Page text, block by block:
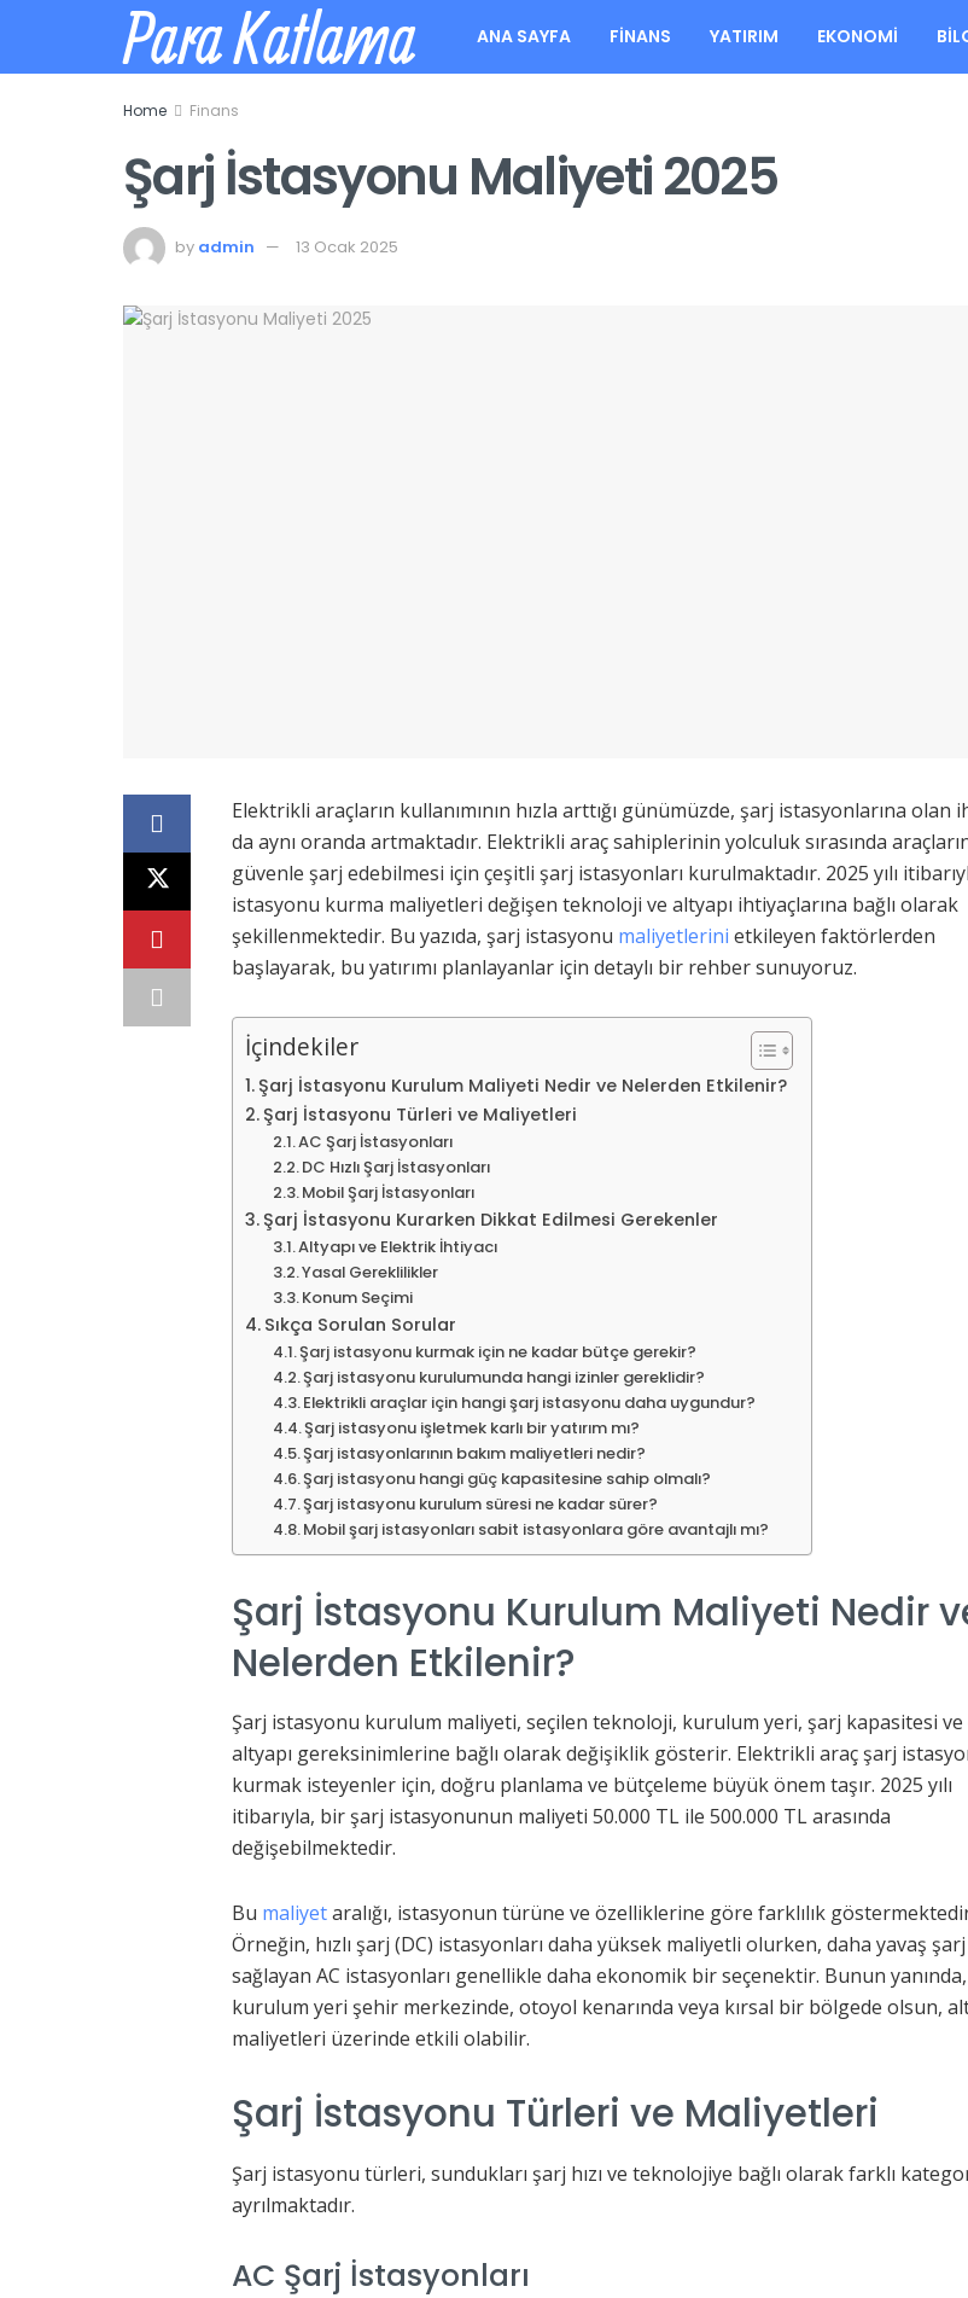
Para Katlama ANA SAYFA FINANS YATIRIM EKONOMI
Home Finans
Şarj İstasyonu Maliyeti 2025
by admin 13 Ocak 2025
Elektrikli araçların kullanımının hızla arttığı günümüzde, şarj istasyonlarına olan
da aynı oranda artmaktadır. Elektrikli araç sahiplerinin yolculuk sırasında
güvenle şarj edebilmesi için çeşitli şarj istasyonları kurulmaktadır. 2025 yılı
istasyonu kurma maliyetleri değişen teknoloji ve altyapı ihtiyaçlarına bağlı olarak
şekillenmektedir. Bu yazıda, şarj istasyonu maliyetlerini etkileyen faktörlerden
başlayarak, bu yatırımı planlayanlar için detaylı bir rehber sunuyoruz.
İçindekiler
Şarj İstasyonu Kurulum Maliyeti Nedir ve Nelerden Etkilenir?
Şarj İstasyonu Türleri ve Maliyetleri
AC Şarj İstasyonları
DC Hızlı Şarj İstasyonları
Mobil Şarj İstasyonları
Şarj İstasyonu Kurarken Dikkat Edilmesi Gerekenler
Altyapı ve Elektrik İhtiyacı
Yasal Gereklilikler
Konum Seçimi
Sıkça Sorulan Sorular
Şarj istasyonu kurmak için ne kadar bütçe gerekir?
Şarj istasyonu kurulumunda hangi izinler gereklidir?
Elektrikli araçlar için hangi şarj istasyonu daha uygundur?
Şarj istasyonu işletmek karlı bir yatırım mı?
Şarj istasyonlarının bakım maliyetleri nedir?
Şarj istasyonu hangi güç kapasitesine sahip olmalı?
Şarj istasyonu kurulum süresi ne kadar sürer?
Mobil şarj istasyonları sabit istasyonlara göre avantajlı mı?
Şarj İstasyonu Kurulum Maliyeti Nedir
Nelerden Etkilenir?
Şarj istasyonu kurulum maliyeti, seçilen teknoloji, kurulum yeri, şarj kapasitesi
altyapı gereksinimlerine bağlı olarak değişiklik gösterir. Elektrikli araç şarj
kurmak isteyenler için, doğru planlama ve bütçeleme büyük önem taşır. 2025 yılı
itibarıyla, bir şarj istasyonunun maliyeti 50.000 TL ile 500.000 TL arasında
değişebilmektedir.
Bu maliyetaralığı, istasyonun türüne ve özelliklerine göre farklılık
Örneğin, hızlı şarj (DC) istasyonları daha yüksek maliyetli olurken, daha yavaş şarj
sağlayan AC istasyonları genellikle daha ekonomik bir seçenektir. Bunun yanında,
kurulum yeri şehir merkezinde, otoyol kenarında veya kırsal bir bölgede olsun,
maliyetleri üzerinde etkili olabilir.
Şarj İstasyonu Türleri ve Maliyetleri
Şarj istasyonu türleri, sundukları şarj hızı ve teknolojiye bağlı olarak farklı
ayrılmaktadır.
AC Şarj İstasyonları